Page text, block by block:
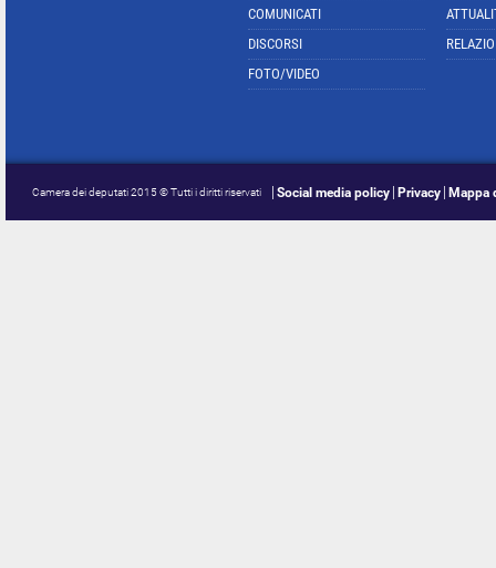
COMUNICATI
DISCORSI
FOTO/VIDEO
Camera dei deputati 2015 © Tutti i diritti riservati Social media policy Privacy Mappa